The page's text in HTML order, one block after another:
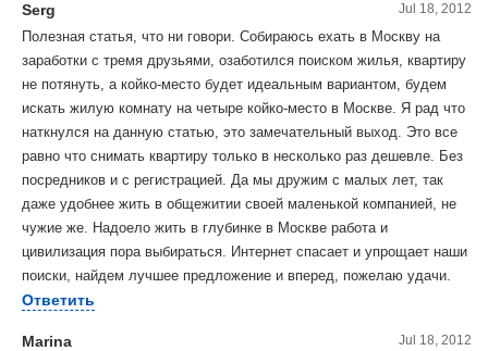
Serg Jul 18, 2012
Полезная статья, что ни говори. Собираюсь ехать в Москву на
заработки с тремя друзьями, озаботился поиском жилья, квартиру
не потянуть, а койко-место будет идеальным вариантом, будем
искать жилую комнату на четыре койко-место в Москве. Я рад что
наткнулся на данную статью, это замечательный выход. Это все
равно что снимать квартиру только в несколько раз дешевле. Без
посредников и с регистрацией. Да мы дружим с малых лет, так
даже удобнее жить в общежитии своей маленькой компанией, не
чужие же. Надоело жить в глубинке в Москве работа и
цивилизация пора выбираться. Интернет спасает и упрощает наши
поиски, найдем лучшее предложение и вперед, пожелаю удачи.
Ответить
Marina Jul 18, 2012